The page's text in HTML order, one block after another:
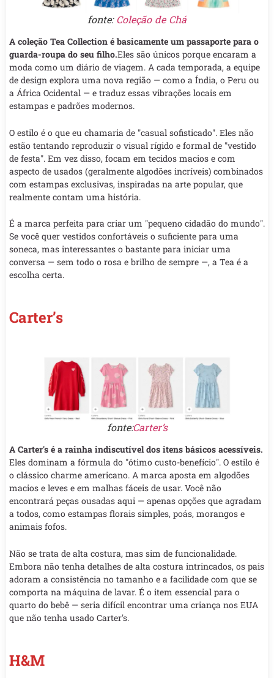
fonte:Coleção de Chá
A coleção Tea Collection é basicamente um passaporte para o
guarda-roupa do seu filho.Eles são únicos porque encaram a
moda como um diário de viagem. A cada temporada, a equipe
de design explora uma nova região — como a Índia, o Peru ou
a África Ocidental — e traduz essas vibrações locais em
estampas e padrões modernos.
O estilo é o que eu chamaria de "casual sofisticado". Eles não
estão tentando reproduzir o visual rígido e formal de "vestido
de festa". Em vez disso, focam em tecidos macios e com
aspecto de usados (geralmente algodões incríveis) combinados
com estampas exclusivas, inspiradas na arte popular, que
realmente contam uma história.
É a marca perfeita para criar um "pequeno cidadão do mundo".
Se você quer vestidos confortáveis o suficiente para uma
soneca, mas interessantes o bastante para iniciar uma
conversa — sem todo o rosa e brilho de sempre —, a Tea é a
escolha certa.
Carter’s
fonte:Carter’s
A Carter's é a rainha indiscutível dos itens básicos acessíveis.
Eles dominam a fórmula do "ótimo custo-benefício". O estilo é
o clássico charme americano. A marca aposta em algodões
macios e leves e em malhas fáceis de usar. Você não
encontrará peças ousadas aqui — apenas opções que agradam
a todos, como estampas florais simples, poás, morangos e
animais fofos.
Não se trata de alta costura, mas sim de funcionalidade.
Embora não tenha detalhes de alta costura intrincados, os pais
adoram a consistência no tamanho e a facilidade com que se
comporta na máquina de lavar. É o item essencial para o
quarto do bebê — seria difícil encontrar uma criança nos EUA
que não tenha usado Carter's.
H&M